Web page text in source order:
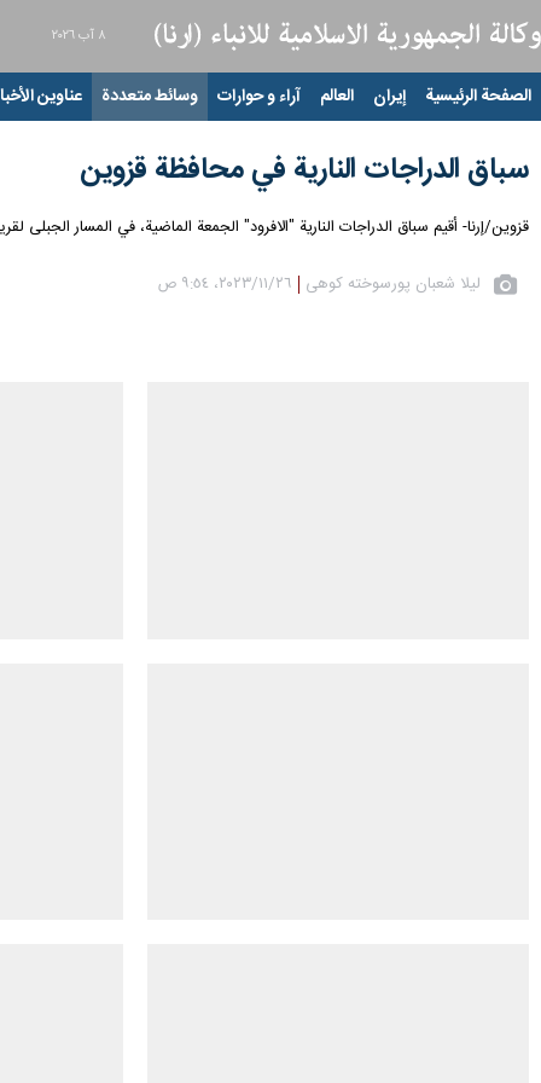
٨ آب ٢٠٢٦
الصفحة الرئيسية إيران العالم آراء و حوارات وسائط متعددة عناوين
سباق الدراجات النارية في محافظة قزوين
قزوين/إرنا- أقيم سباق الدراجات النارية "الافرود" الجمعة الماضية، في المسار الجبلی
لیلا شعبان پورسوخته کوهی ٢٦‏/١١‏/٢٠٢٣، ٩:٥٤ ص